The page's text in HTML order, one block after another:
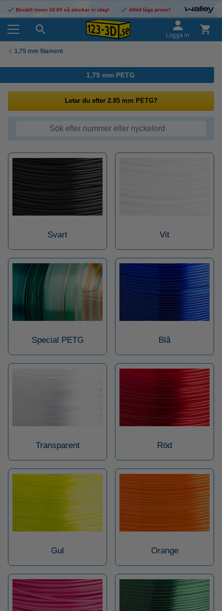
Beställ innan 16:00 så skickar vi idag! Alltid låga priser!
Logga in
1,75 mm filament
1,75 mm PETG
Letar du efter 2.85 mm PETG?
Svart Vit
Special PETG Blå
Transparent Röd
Gul Orange